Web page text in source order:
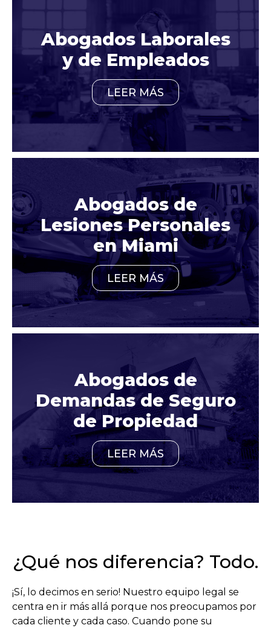
Abogados Laborales
y de Empleados
LEER MÁS
Abogados de
Lesiones Personales
en Miami
LEER MÁS
Abogados de
Demandas de Seguro
de Propiedad
LEER MÁS
¿Qué nos diferencia? Todo.
¡Sí, lo decimos en serio! Nuestro equipo legal se
centra en ir más allá porque nos preocupamos por
cada cliente y cada caso. Cuando pone su